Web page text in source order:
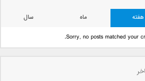
هفته ماه
سال
Sorry, no posts matched your